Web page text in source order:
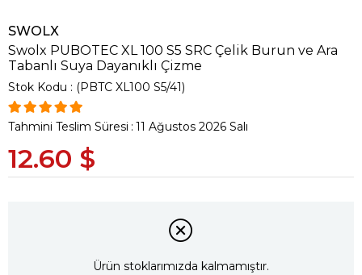
SWOLX
Swolx PUBOTEC XL 100 S5 SRC Çelik Burun ve Ara
Tabanlı Suya Dayanıklı Çizme
Stok Kodu (PBTC XL100 S5/41)
Tahmini Teslim Süresi : 11 Ağustos 2026 Salı
12.60 $
Ürün stoklarımızda kalmamıştır.